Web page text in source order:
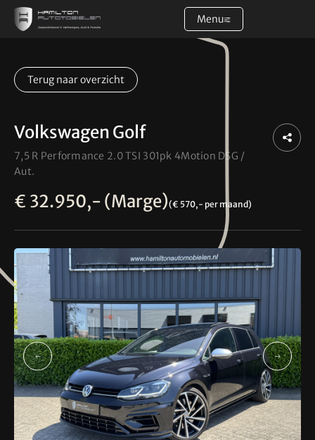
Menu
Home
Diensten
Over ons
Verkocht
Contact
Direct contact
Adres
Industrieweg 8
5627 BS Eindhoven
info@hamiltonautomobielen.nl
+31 (0) 6 15 08 15 48
Terug naar overzicht
Volkswagen Golf
7,5 R Performance 2.0 TSI 301pk 4Motion DSG /
Aut.
€ 32.950,- (Marge)(€ 570,- per maand)